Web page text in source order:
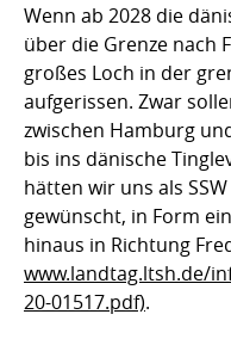
Wenn ab 2028 die
über die Grenze nach
großes Loch in der
aufgerissen. Zwar
zwischen Hamburg
bis ins dänische
hätten wir uns als
gewünscht, in Form
hinaus in Richtung
www.landtag.ltsh.de/
20-01517.pdf).